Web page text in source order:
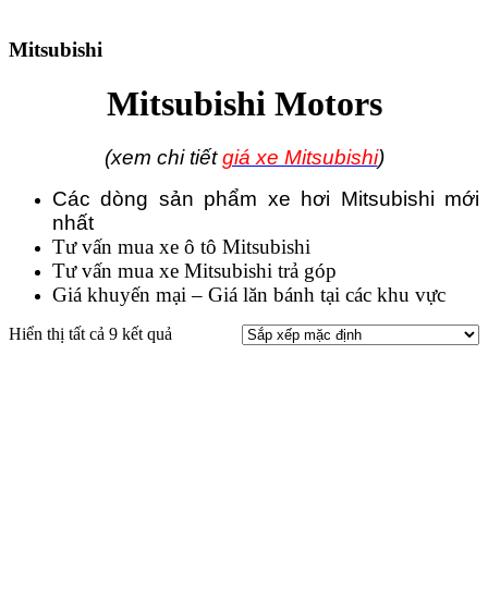
Mitsubishi
Mitsubishi Motors
(xem chi tiếtgiá xe Mitsubishi)
Các dòng sản phẩm xe hơi Mitsubishi mới
nhất
Tư vấn mua xe ô tô Mitsubishi
Tư vấn mua xe Mitsubishi trả góp
Giá khuyến mại – Giá lăn bánh tại các khu vực
Hiển thị tất cả 9 kết quả